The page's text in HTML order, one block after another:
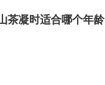
茶凝时适合哪个年龄